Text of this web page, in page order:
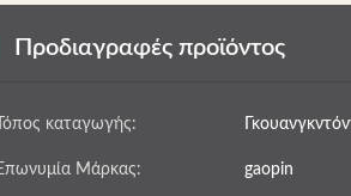
Προδιαγραφές προϊόντος
Τόπος καταγωγής:
Μάρκας: gaopin